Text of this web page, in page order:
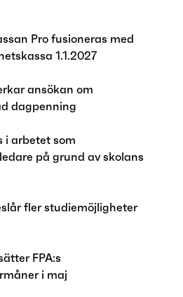
Pro fusioneras med
1.1.2027
ansökan om
dagpenning
i arbetet som
på grund av skolans
fler studiemöjligheter
FPA:s
i maj